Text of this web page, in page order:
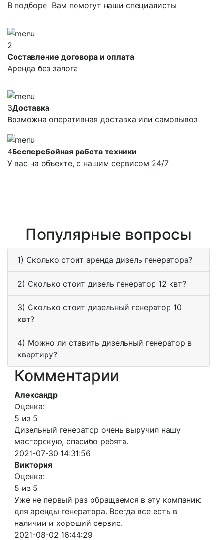
В подборе Вам помогут наши специалисты
2
Составление договора и оплата
Аренда без залога
3Доставка
Возможна оперативная доставка или самовывоз
4Бесперебойная работа техники
У вас на объекте, с нашим сервисом 24/7
Популярные вопросы
1) Сколько стоит аренда дизель генератора?
2) Сколько стоит дизель генератор 12 квт?
3) Сколько стоит дизельный генератор 10
квт?
4) Можно ли ставить дизельный генератор в
квартиру?
Комментарии
Александр
Оценка:
5 из 5
Дизельный генератор очень выручил нашу
мастерскую, спасибо ребята.
2021-07-30 14:31:56
Виктория
Оценка:
5 из 5
Уже не первый раз обращаемся в эту компанию
для аренды генератора. Всегда все есть в
наличии и хороший сервис.
2021-08-02 16:44:29